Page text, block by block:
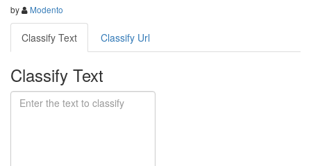
by Modento
Classify Text Classify Url
Classify Text